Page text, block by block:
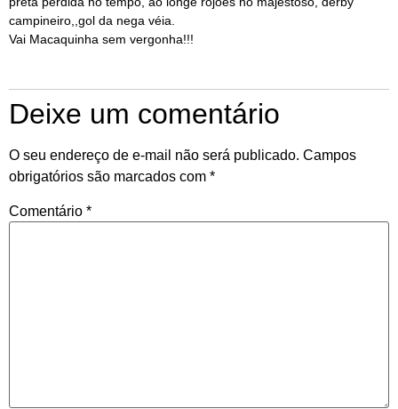
campineiro,,gol da nega véia.
Vai Macaquinha sem vergonha!!!
Deixe um comentário
O seu endereço de e-mail não será publicado. Campos
obrigatórios são marcados com *
Comentário *